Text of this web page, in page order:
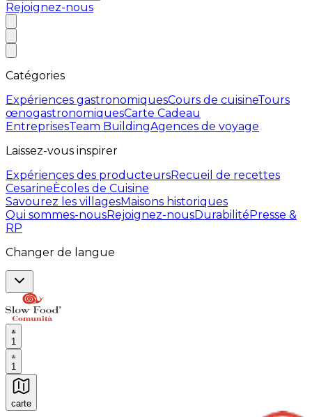
Rejoignez-nous
Catégories
Expériences gastronomiquesCours de cuisineTours
œnogastronomiquesCarte Cadeau
EntreprisesTeam BuildingAgences de voyage
Laissez-vous inspirer
Expériences des producteursRecueil de recettes
CesarineÈcoles de Cuisine
Savourez les villagesMaisons historiques
Qui sommes-nousRejoignez-nousDurabilitéPresse &
RP
Changer de langue
1
1
carte